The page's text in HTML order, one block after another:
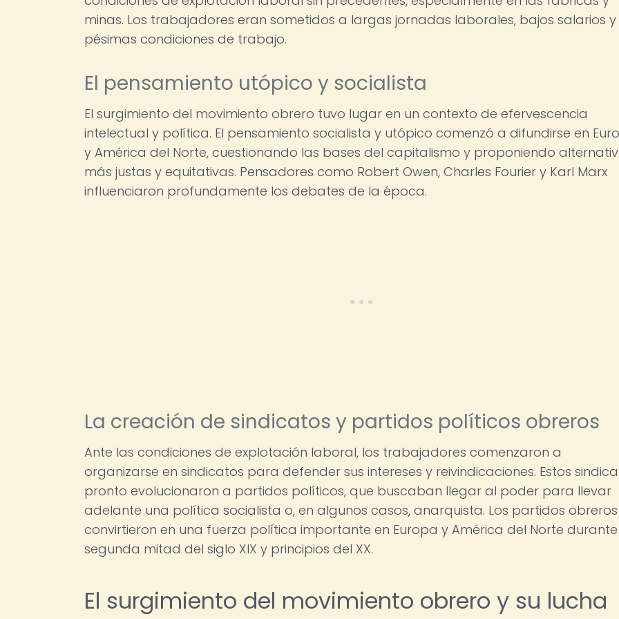
minas. Los trabajadores eran sometidos a largas jornadas laborales, bajos salarios y
pésimas condiciones de trabajo.
El pensamiento utópico y socialista
El surgimiento del movimiento obrero tuvo lugar en un contexto de efervescencia
intelectual y política. El pensamiento socialista y utópico comenzó a difundirse en
y América del Norte, cuestionando las bases del capitalismo y proponiendo
más justas y equitativas. Pensadores como Robert Owen, Charles Fourier y Karl Marx
influenciaron profundamente los debates de la época.
La creación de sindicatos y partidos políticos obreros
Ante las condiciones de explotación laboral, los trabajadores comenzaron a
organizarse en sindicatos para defender sus intereses y reivindicaciones. Estos
pronto evolucionaron a partidos políticos, que buscaban llegar al poder para llevar
adelante una política socialista o, en algunos casos, anarquista. Los partidos obreros
convirtieron en una fuerza política importante en Europa y América del Norte
segunda mitad del siglo XIX y principios del XX.
El surgimiento del movimiento obrero y su lucha